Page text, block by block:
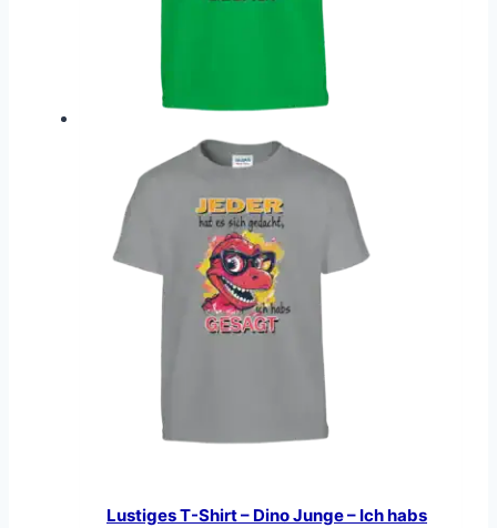
Lustiges T-Shirt – Dino Junge – Ich habs